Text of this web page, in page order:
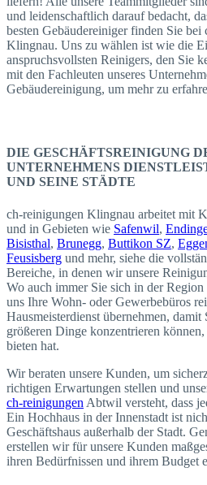
und leidenschaftlich darauf bedacht,
besten Gebäudereiniger finden Sie bei
Klingnau. Uns zu wählen ist wie die
anspruchsvollsten Reinigers, den Sie
mit den Fachleuten unseres
Gebäudereinigung, um mehr zu
DIE GESCHÄFTSREINIGUNG
UNTERNEHMENS
UND SEINE STÄDTE
ch-reinigungen Klingnau arbeitet mit
und in Gebieten wie Safenwil,
Bisisthal, Brunegg, Buttikon SZ,
Feusisberg und mehr, siehe die
Bereiche, in denen wir unsere
Wo auch immer Sie sich in der Region
uns Ihre Wohn- oder Gewerbebüros
Hausmeisterdienst übernehmen, damit
größeren Dinge konzentrieren
bieten hat.
Wir beraten unsere Kunden, um
richtigen Erwartungen stellen und
ch-reinigungen Abtwil versteht, dass
Ein Hochhaus in der Innenstadt ist
Geschäftshaus außerhalb der Stadt.
erstellen wir für unsere Kunden
ihren Bedürfnissen und ihrem Budget